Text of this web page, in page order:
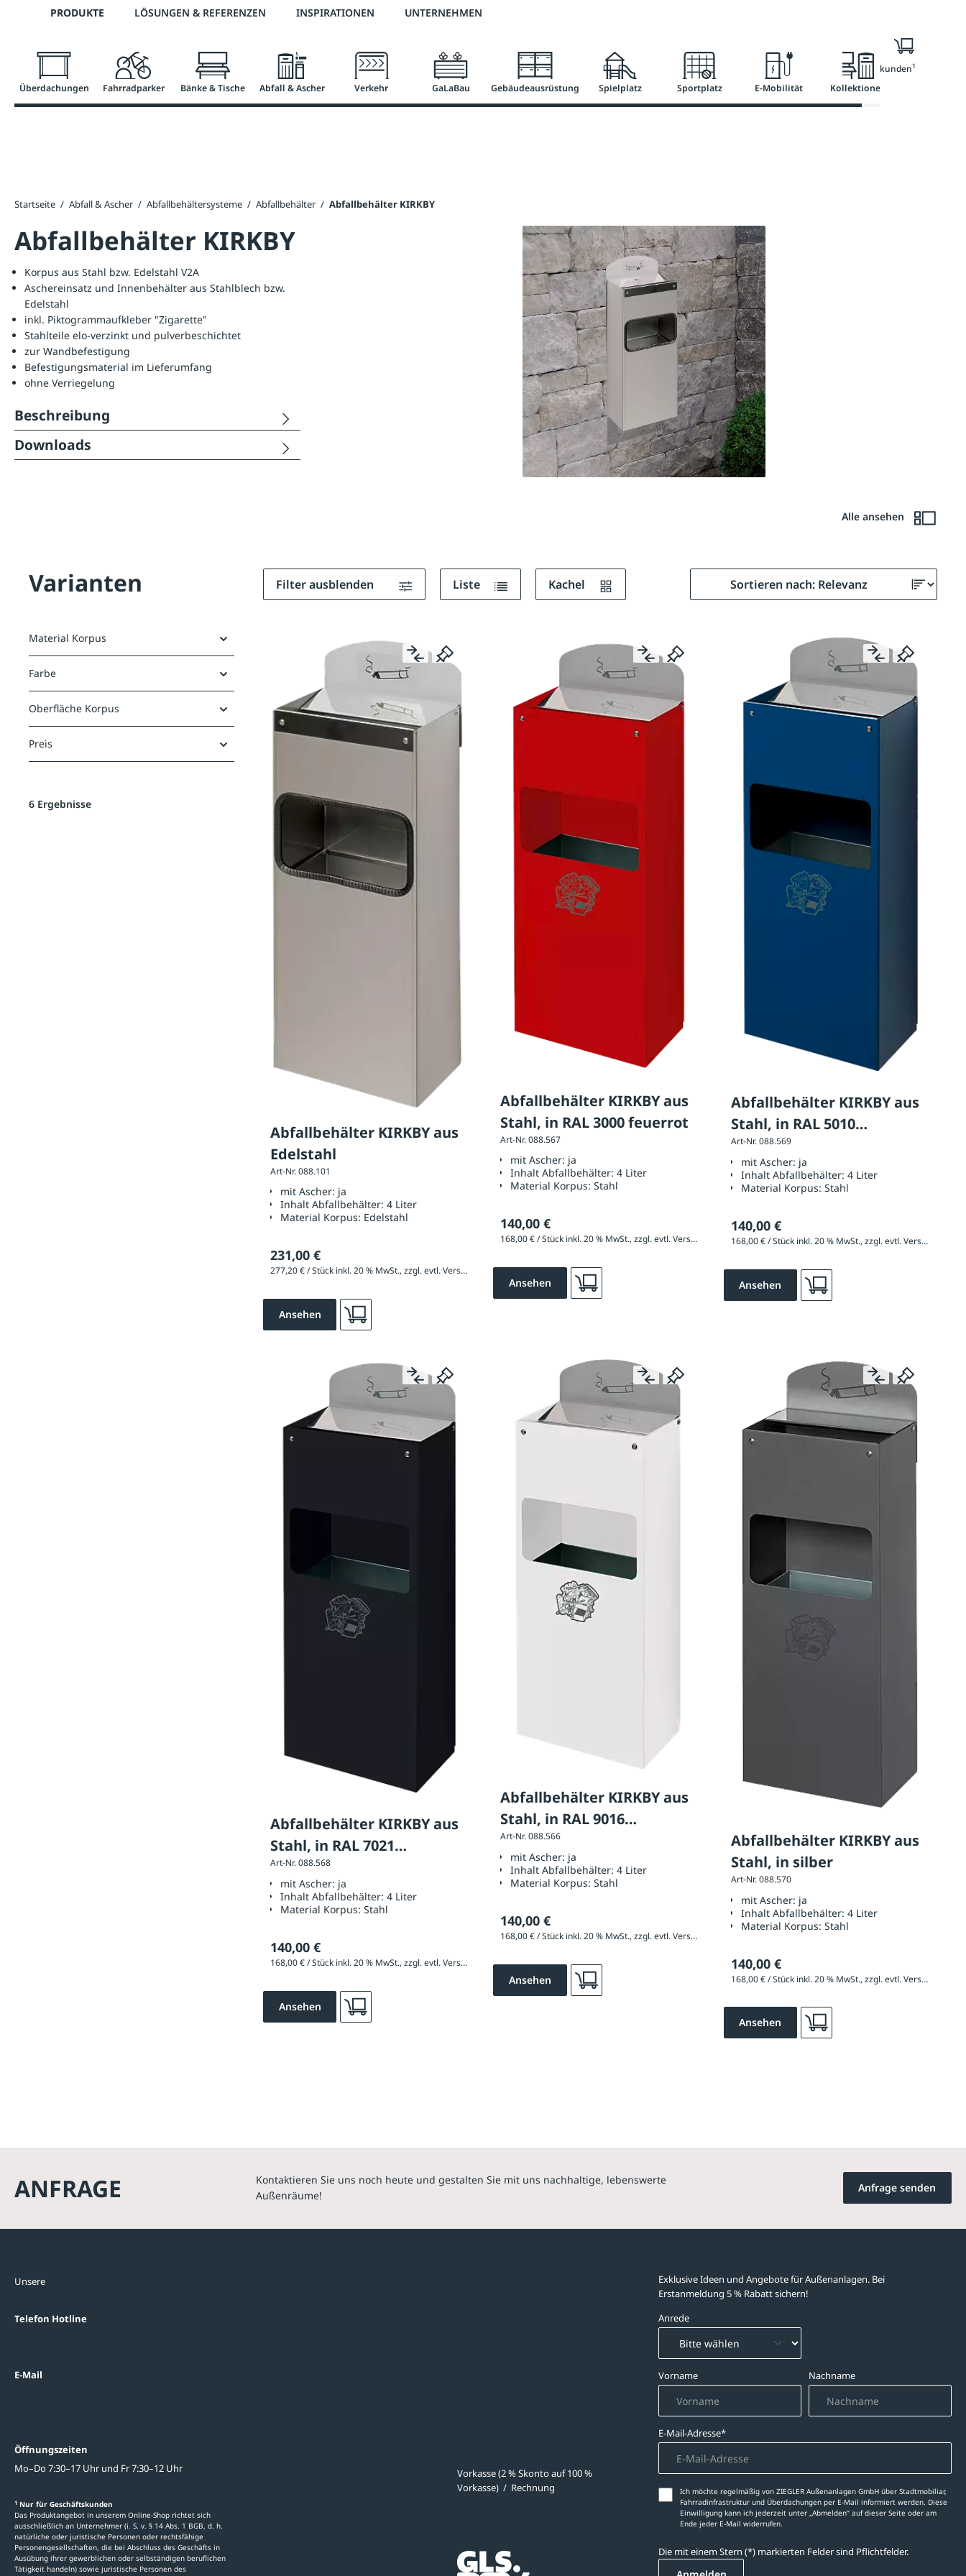
Zur Hauptnavigation springen
Telefon: +43 7672 95895 0 3 % Online-Rabatt versandkostenfrei ab 50 €
PRODUKTE LÖSUNGEN & REFERENZEN INSPIRATIONEN UNTERNEHMEN
Überdachungen Fahrradparker Bänke & Tische Abfall & Ascher Verkehr GaLaBau Gebäudeausrüstung Spielplatz Sportplatz E-Mobilität Kollektionen
Nur für Geschäftskunden1
Startseite / Abfall & Ascher / Abfallbehältersysteme / Abfallbehälter / Abfallbehälter KIRKBY
Abfallbehälter KIRKBY
Alle ansehen
Korpus aus Stahl bzw. Edelstahl V2A
Aschereinsatz und Innenbehälter aus Stahlblech bzw.
Edelstahl
inkl. Piktogrammaufkleber "Zigarette"
Stahlteile elo-verzinkt und pulverbeschichtet
zur Wandbefestigung
Befestigungsmaterial im Lieferumfang
ohne Verriegelung
Beschreibung
Downloads
Varianten
Material Korpus
Farbe
Oberfläche Korpus
Preis
6 Ergebnisse
Filter ausblenden Liste Kachel
Abfallbehälter KIRKBY aus
Edelstahl
Art-Nr. 088.101
mit Ascher: ja
Inhalt Abfallbehälter: 4 Liter
Material Korpus: Edelstahl
231,00 €
277,20 € / Stück inkl. 20 % MwSt., zzgl. evtl. Versandkosten
Ansehen
Abfallbehälter KIRKBY aus
Stahl, in RAL 3000 feuerrot
Art-Nr. 088.567
mit Ascher: ja
Inhalt Abfallbehälter:4 Liter
Material Korpus:Stahl
140,00 €
168,00 € / Stück inkl. 20 % MwSt., zzgl. evtl. Versandkosten
Ansehen
Abfallbehälter KIRKBY aus
Stahl, in RAL 5010
enzianblau
Art-Nr. 088.569
mit Ascher: ja
Inhalt Abfallbehälter: 4 Liter
Material Korpus: Stahl
140,00 €
168,00 € / Stück inkl. 20 % MwSt., zzgl. evtl. Versandkosten
Ansehen
Abfallbehälter KIRKBY aus
Stahl, in RAL 7021
schwarzgrau
Art-Nr. 088.568
mit Ascher: ja
Inhalt Abfallbehälter: 4 Liter
Material Korpus: Stahl
140,00 €
168,00 € / Stück inkl. 20 % MwSt., zzgl. evtl. Versandkosten
Ansehen
Abfallbehälter KIRKBY aus
Stahl, in RAL 9016
verkehrsweiß
Art-Nr. 088.566
mit Ascher: ja
Inhalt Abfallbehälter:4 Liter
Material Korpus:Stahl
140,00 €
168,00 € / Stück inkl. 20 % MwSt., zzgl. evtl. Versandkosten
Ansehen
Abfallbehälter KIRKBY aus
Stahl, in silber
Art-Nr. 088.570
mit Ascher: ja
Inhalt Abfallbehälter: 4 Liter
Material Korpus: Stahl
140,00 €
168,00 € / Stück inkl. 20 % MwSt., zzgl. evtl. Versandkosten
Ansehen
ANFRAGE
Kontaktieren Sie uns noch heute und gestalten Sie mit uns nachhaltige, lebenswerte
Außenräume!
Anfrage senden
Unsere
Telefon Hotline
E-Mail
Öffnungszeiten
Mo–Do 7:30–17 Uhr und Fr 7:30–12 Uhr
1 Nur für Geschäftskunden
Das Produktangebot in unserem Online-Shop richtet sich
ausschließlich an Unternehmer (i. S. v. § 14 Abs. 1 BGB, d. h.
natürliche oder juristische Personen oder rechtsfähige
Personengesellschaften, die bei Abschluss des Geschäfts in
Ausübung ihrer gewerblichen oder selbständigen beruflichen
Tätigkeit handeln) sowie juristische Personen des
Vorkasse (2 % Skonto auf 100 %
Vorkasse) / Rechnung
Exklusive Ideen und Angebote für Außenanlagen. Bei
Erstanmeldung 5 % Rabatt sichern!
Anrede
Vorname Nachname
E-Mail-Adresse*
Ich möchte regelmäßig von ZIEGLER Außenanlagen GmbH über Stadtmobiliar,
Fahrradinfrastruktur und Überdachungen per E-Mail informiert werden. Diese
Einwilligung kann ich jederzeit unter „Abmelden‘‘ auf dieser Seite oder am
Ende jeder E-Mail widerrufen.
Die mit einem Stern (*) markierten Felder sind Pflichtfelder.